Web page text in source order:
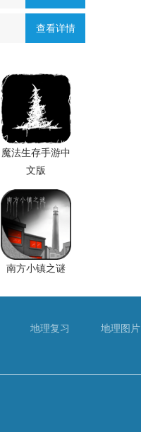
查看详情
魔法生存手游中
文版
南方小镇之谜
地理复习 地理图片